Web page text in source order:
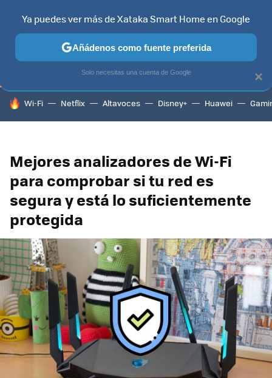
TELEVISORES CONTENIDOS SMART TV SELECCIÓN
HOY SE HABLA DE
Wi-Fi Netflix Altavoces Disney+ Huawei
Mejores analizadores de Wi-Fi
para comprobar si tu red es
segura y está lo suficientemente
protegida
×
Ya puedes ver más de Xataka Smart Home en Google
Añádenos como fuente preferida
Solo necesitas una cuenta de Google